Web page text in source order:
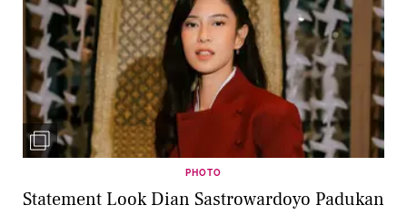
PHOTO
Statement Look Dian Sastrowardoyo Padukan